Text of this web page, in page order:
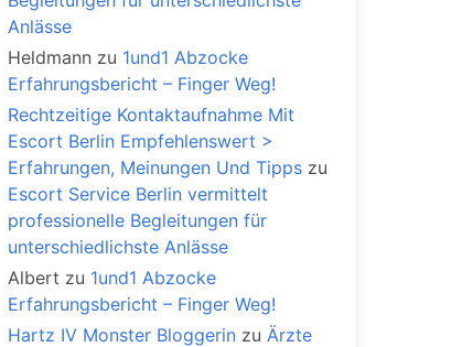
Anlässe
Heldmann zu 1und1 Abzocke
Erfahrungsbericht – Finger Weg!
Rechtzeitige Kontaktaufnahme Mit
Escort Berlin Empfehlenswert >
Erfahrungen, Meinungen Und Tippszu
Escort Service Berlin vermittelt
professionelle Begleitungen für
unterschiedlichste Anlässe
Albert zu 1und1 Abzocke
Erfahrungsbericht – Finger Weg!
Hartz IV Monster Bloggerinzu Ärzte